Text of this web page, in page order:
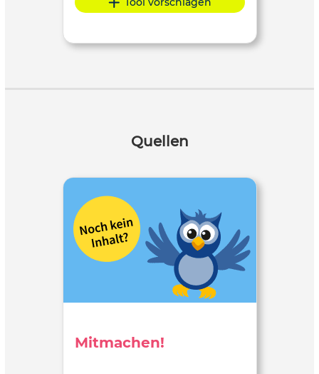
reflektiert, kreativ und didaktisch sinnvoll in ihre
Quellen
Mitmachen!